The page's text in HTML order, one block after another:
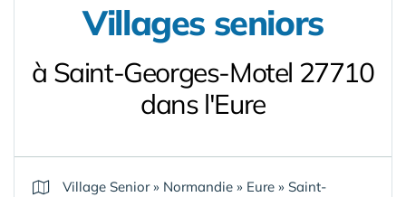
Villages seniors
à Saint-Georges-Motel 27710
dans l'Eure
Village Senior» Normandie » Eure » Saint-